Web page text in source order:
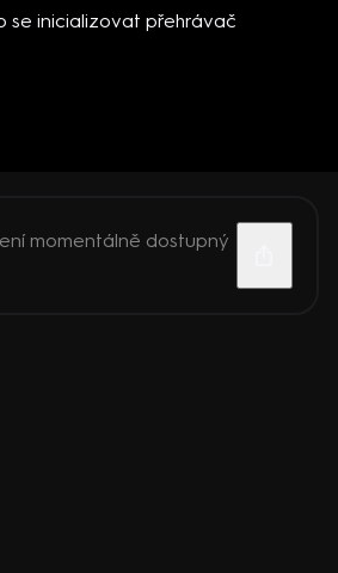
se inicializovat přehrávač
momentálně dostupný